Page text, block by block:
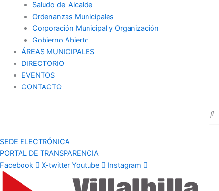
Saludo del Alcalde
Ordenanzas Municipales
Corporación Municipal y Organización
Gobierno Abierto
ÁREAS MUNICIPALES
DIRECTORIO
EVENTOS
CONTACTO
SEDE ELECTRÓNICA
PORTAL DE TRANSPARENCIA
Facebook
X-twitter Youtube Instagram